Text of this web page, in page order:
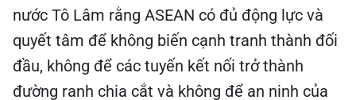
nước Tô Lâm rằng ASEAN có đủ động lực và
quyết tâm để không biến cạnh tranh thành đối
đầu, không để các tuyến kết nối trở thành
đường ranh chia cắt và không để an ninh của